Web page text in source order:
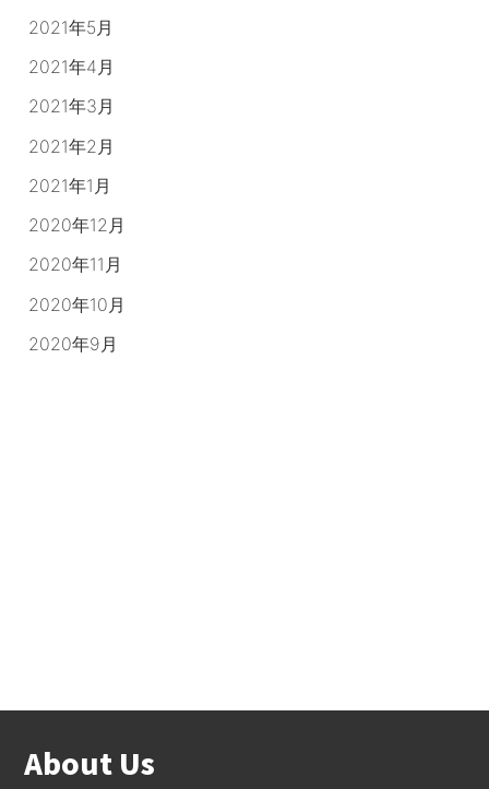
2021年5月
2021年4月
2021年3月
2021年2月
2021年1月
2020年12月
2020年11月
2020年10月
2020年9月
About Us